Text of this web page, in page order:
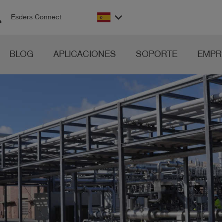
Esders Connect keyboard_arrow_down
BLOG APLICACIONES SOPORTE